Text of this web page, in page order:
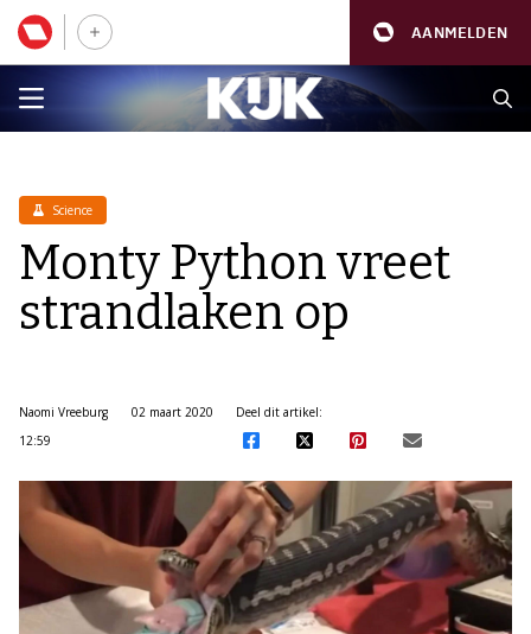
AANMELDEN
Science
Monty Python vreet
strandlaken op
Naomi Vreeburg
02 maart 2020
12:59
Deel dit artikel: